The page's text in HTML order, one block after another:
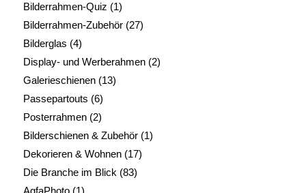
Bilderrahmen-Quiz (1)
Bilderrahmen-Zubehör(27)
Bilderglas (4)
Display- und Werberahmen(2)
Galerieschienen(13)
Passepartouts (6)
Posterrahmen(2)
Bilderschienen & Zubehör(1)
Dekorieren & Wohnen(17)
Die Branche im Blick (83)